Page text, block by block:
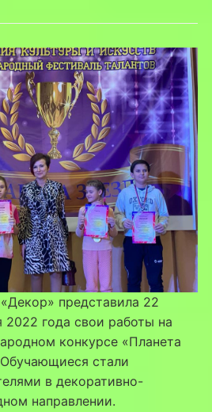
представила 22
2022 года свои работы на
конкурсе «Планета
Обучающиеся стали
в декоративно-
направлении.